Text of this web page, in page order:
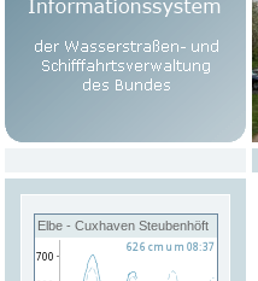
Elbe - Cuxhaven Steubenhöft